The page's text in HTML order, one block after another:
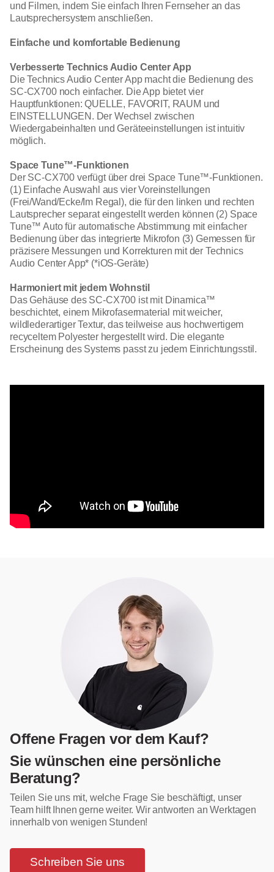
und Filmen, indem Sie einfach Ihren Fernseher an das
Lautsprechersystem anschließen.
Einfache und komfortable Bedienung
Verbesserte Technics Audio Center App
Die Technics Audio Center App macht die Bedienung des
SC-CX700 noch einfacher. Die App bietet vier
Hauptfunktionen: QUELLE, FAVORIT, RAUM und
EINSTELLUNGEN. Der Wechsel zwischen
Wiedergabeinhalten und Geräteeinstellungen ist intuitiv
möglich.
Space Tune™-Funktionen
Der SC-CX700 verfügt über drei Space Tune™-Funktionen.
(1) Einfache Auswahl aus vier Voreinstellungen
(Frei/Wand/Ecke/Im Regal), die für den linken und rechten
Lautsprecher separat eingestellt werden können (2) Space
Tune™ Auto für automatische Abstimmung mit einfacher
Bedienung über das integrierte Mikrofon (3) Gemessen für
präzisere Messungen und Korrekturen mit der Technics
Audio Center App* (*iOS-Geräte)
Harmoniert mit jedem Wohnstil
Das Gehäuse des SC-CX700 ist mit Dinamica™
beschichtet, einem Mikrofasermaterial mit weicher,
wildlederartiger Textur, das teilweise aus hochwertigem
recyceltem Polyester hergestellt wird. Die elegante
Erscheinung des Systems passt zu jedem Einrichtungsstil.
Offene Fragen vor dem Kauf?
Sie wünschen eine persönliche
Beratung?
Teilen Sie uns mit, welche Frage Sie beschäftigt, unser
Team hilft Ihnen gerne weiter. Wir antworten an Werktagen
innerhalb von wenigen Stunden!
Schreiben Sie uns